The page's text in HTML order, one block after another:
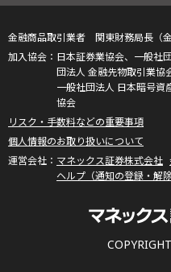
金融商品取引業者 関東財務局長（
日本証券業協会、一般社
団法人 金融先物取引業協
一般社団法人 日本暗号資
協会
リスク・手数料などの重要事項
個人情報のお取り扱いについて
マネックス証券株式会社
ヘルプ（通知の登録・解除